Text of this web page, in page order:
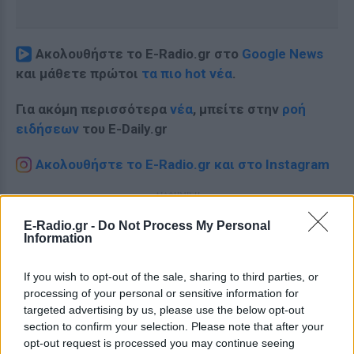
E-Radio.gr - Do Not Process My Personal
Information
If you wish to opt-out of the sale, sharing to third parties, or
processing of your personal or sensitive information for
targeted advertising by us, please use the below opt-out
section to confirm your selection. Please note that after your
opt-out request is processed you may continue seeing
Ακολουθήστε το E-Radio.gr στο Google News
και μάθετε πρώτοι τα πιο hot νέα.
Για ακόμη περισσότερα νέα, μπείτε στην ροή
ειδήσεων του E-Daily.gr
Ακολουθήστε το E-Radio.gr και στο Instagram
ΔΙΑΦΗΜΙΣΗ